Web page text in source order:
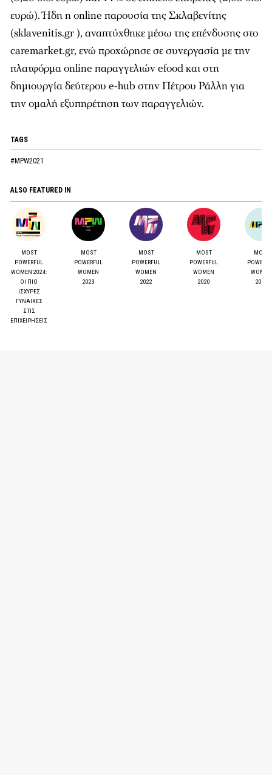
ευρώ). Ήδη η online παρουσία της Σκλαβενίτης
(sklavenitis.gr ), αναπτύχθηκε μέσω της επένδυσης στο
caremarket.gr, ενώ προχώρησε σε συνεργασία με την
πλατφόρμα online παραγγελιών efood και στη
δημιουργία δεύτερου e-hub στην Πέτρου Ράλλη για
την ομαλή εξυπηρέτηση των παραγγελιών.
TAGS
#MPW2021
ALSO FEATURED IN
MOST
POWERFUL
WOMEN 2024:
ΟΙ ΠΙΟ
ΙΣΧΥΡΕΣ
ΓΥΝΑΙΚΕΣ
ΣΤΙΣ
ΕΠΙΧΕΙΡΗΣΕΙΣ
MOST
POWERFUL
WOMEN
2023
MOST
POWERFUL
WOMEN
2022
MOST
POWERFUL
WOMEN
2020
MOST
WOMEN
2019